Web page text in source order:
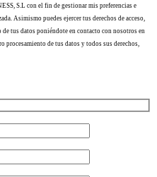
S.L con el fin de gestionar mis preferencias e
Asimismo puedes ejercer tus derechos de acceso,
tus datos poniéndote en contacto con nosotros en
procesamiento de tus datos y todos sus derechos,